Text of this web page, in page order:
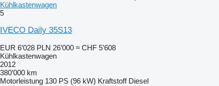
Kühlkastenwagen
5
IVECO Daily 35S13
EUR 6’028 PLN 26’000 ≈ CHF 5’608
Kühlkastenwagen
2012
380’000 km
Motorleistung 130 PS (96 kW) Kraftstoff Diesel